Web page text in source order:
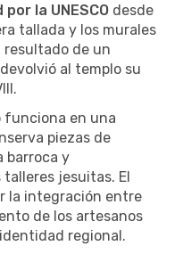
la UNESCO desde
tallada y los murales
resultado de un
al templo su
funciona en una
piezas de
barroca y
jesuitas. El
la integración entre
de los artesanos
regional.